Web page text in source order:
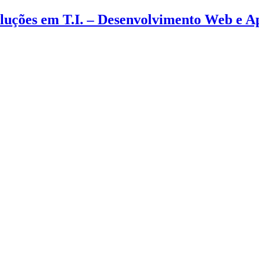
em T.I. – Desenvolvimento Web e